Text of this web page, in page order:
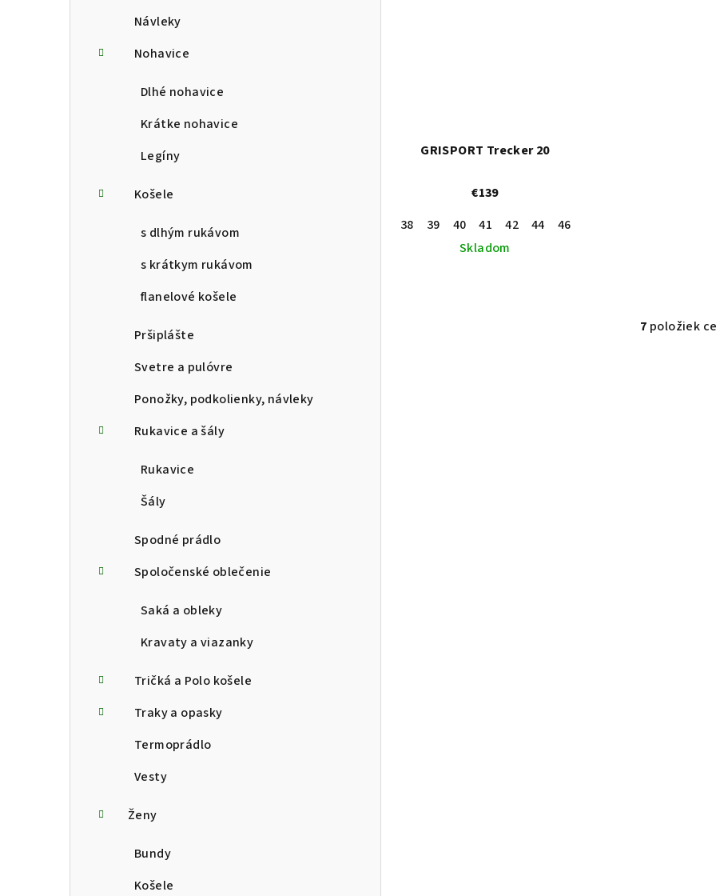
Návleky
Nohavice
Dlhé nohavice
Krátke nohavice
Legíny
Košele
s dlhým rukávom
s krátkym rukávom
flanelové košele
Pršiplášte
Svetre a pulóvre
Ponožky, podkolienky, návleky
Rukavice a šály
Rukavice
Šály
Spodné prádlo
Spoločenské oblečenie
Saká a obleky
Kravaty a viazanky
Tričká a Polo košele
Traky a opasky
Termoprádlo
Vesty
Ženy
Bundy
Košele
GRISPORT Trecker 20
€139
38
39 40 41 42 44 46
Skladom
O
7 položiek